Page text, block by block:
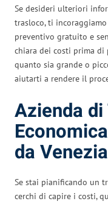
Se desideri ulteriori
trasloco, ti
preventivo gratuito e
chiara dei costi prima di
quanto sia grande o
aiutarti a rendere il
Azienda
da
Se stai pianificando un
cerchi di capire i costi,